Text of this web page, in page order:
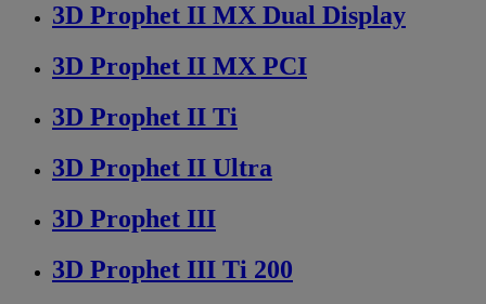
3D Prophet II MX Dual Display
3D Prophet II MX PCI
3D Prophet II Ti
3D Prophet II Ultra
3D Prophet III
3D Prophet III Ti 200